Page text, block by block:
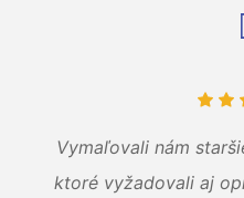
Vymaľovali nám
ktoré vyžadovali aj